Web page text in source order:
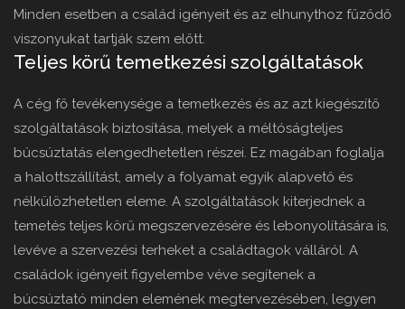
Minden esetben a család igényeit és az elhunythoz fűződő
viszonyukat tartják szem előtt.
Teljes körű temetkezési szolgáltatások
A cég fő tevékenysége a temetkezés és az azt kiegészítő
szolgáltatások biztosítása, melyek a méltóságteljes
búcsúztatás elengedhetetlen részei. Ez magában foglalja
a halottszállítást, amely a folyamat egyik alapvető és
nélkülözhetetlen eleme. A szolgáltatások kiterjednek a
temetés teljes körű megszervezésére és lebonyolítására is,
levéve a szervezési terheket a családtagok válláról. A
családok igényeit figyelembe véve segítenek a
búcsúztató minden elemének megtervezésében, legyen